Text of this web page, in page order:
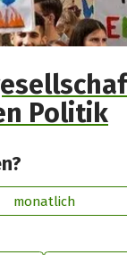
Politik
monatlich